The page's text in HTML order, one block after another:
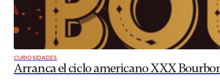
CURIOSIDADES
Arranca el ciclo americano XXX